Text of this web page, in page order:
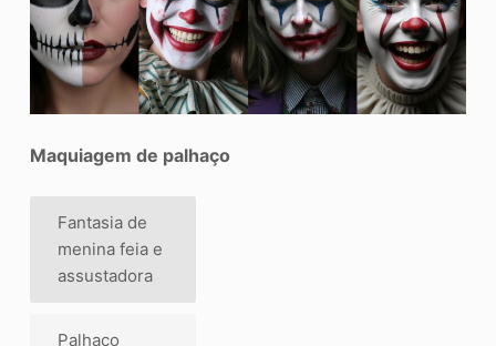
Maquiagem de palhaço
Fantasia de
menina feia e
assustadora
Palhaço